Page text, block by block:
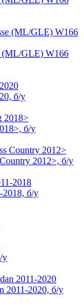
(ML/GLE) W166
б/у
б/у
2012>, б/у
б/у
у
2011-2020, б/у